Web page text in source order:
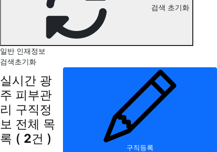
검색 초기화
일반 인재정보
검색초기화
실시간 광
주 피부관
리 구직정
보 전체 목
록 ( 2건 )
구직등록